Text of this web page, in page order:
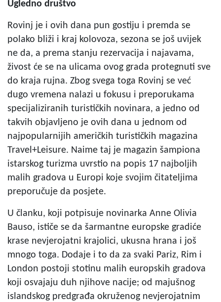
Ugledno društvo
Rovinj je i ovih dana pun gostiju i premda se
polako bliži i kraj kolovoza, sezona se još uvijek
ne da, a prema stanju rezervacija i najavama,
živost će se na ulicama ovog grada protegnuti sve
do kraja rujna. Zbog svega toga Rovinj se već
dugo vremena nalazi u fokusu i preporukama
specijaliziranih turističkih novinara, a jedno od
takvih objavljeno je ovih dana u jednom od
najpopularnijih američkih turističkih magazina
Travel+Leisure. Naime taj je magazin šampiona
istarskog turizma uvrstio na popis 17 najboljih
malih gradova u Europi koje svojim čitateljima
preporučuje da posjete.
U članku, koji potpisuje novinarka Anne Olivia
Bauso, ističe se da šarmantne europske gradiće
krase nevjerojatni krajolici, ukusna hrana i još
mnogo toga. Dodaje i to da za svaki Pariz, Rim i
London postoji stotinu malih europskih gradova
koji osvajaju duh njihove nacije; od majušnog
islandskog predgrađa okruženog nevjerojatnim